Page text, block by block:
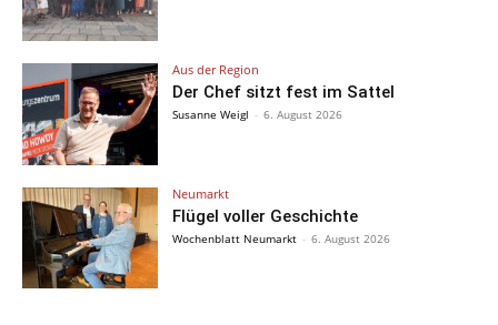
Aus der Region
Der Chef sitzt fest im Sattel
Susanne Weigl - 6. August 2026
Neumarkt
Flügel voller Geschichte
Wochenblatt Neumarkt - 6. August 2026